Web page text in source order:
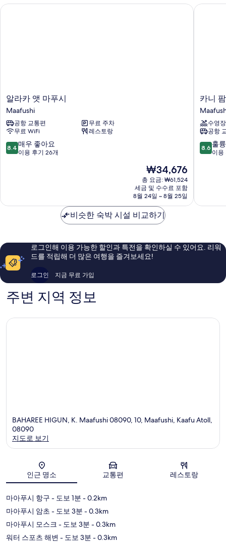
기
세
알
라
카
앳
마
푸
시
알라카 앳 마푸시
Maafushi
공항 교통편
무료 주차
무료 WiFi
레스토랑
10
점
매
요,
용
후
개
8.4 매우 좋아요
이용 후기 26개
현
재
요
금
₩34,676
₩34,676
총 요금: ₩61,524
세금 및 수수료 포함
8월 24일 ~ 8월 25일
알라카 앳 마푸시
카
니
팜
비
치
카니
수영장
공항
10
점
훌
이
용
8.6 훌
이용
카니 팜
비슷한 숙박 시설 비교하기
로그인해 이용 가능한 할인과 특전을 확인하실 수 있어요. 리워
드를 적립해 더 많은 여행을 즐겨보세요!
로그인 지금 무료 가입
주변 지역 정보
BAHAREE HIGUN, K. Maafushi 08090, 10, Maafushi, Kaafu Atoll,
08090
지도로 보기
인근 명소 교통편 레스토랑
마아푸시 항구 - 도보 1분 - 0.2km
마아푸시 암초 - 도보 3분 - 0.3km
마아푸시 모스크 - 도보 3분 - 0.3km
워터 스포츠 해변 - 도보 3분 - 0.3km